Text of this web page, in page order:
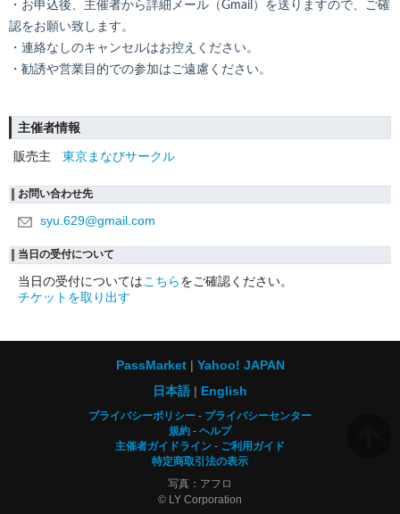
・お申込後、主催者から詳細メール（Gmail）を送りますので、ご確
認をお願い致します。
・連絡なしのキャンセルはお控えください。
・勧誘や営業目的での参加はご遠慮ください。
主催者情報
販売主
東京まなびサークル
お問い合わせ先
syu.629@gmail.com
当日の受付について
当日の受付についてはこちらをご確認ください。
チケットを取り出す
PassMarket
Yahoo! JAPAN
日本語
English
プライバシーポリシー
プライバシーセンター
規約
ヘルプ
主催者ガイドライン
ご利用ガイド
特定商取引法の表示
写真：アフロ
© LY Corporation